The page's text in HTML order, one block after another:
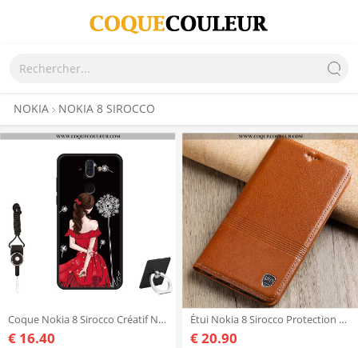
NOKIA NOKIA 8 SIROCCO
Coque Nokia 8 Sirocco Créatif Noir Protection, Housse Nokia 8 Sirocco Fluide Doux Étui
€ 16.40
Étui Nokia 8 Sirocco Protection Coque Incassable, Nokia 8 Sirocco Cuir Véritable Téléphone Portable
€ 20.90